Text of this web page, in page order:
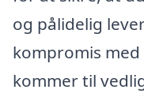
og pålidelig
kompromis
kommer til